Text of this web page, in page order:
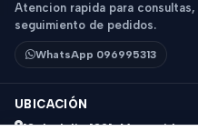
Atencion rapida para
seguimiento de pedidos.
WhatsApp 096995313
UBICACIÓN